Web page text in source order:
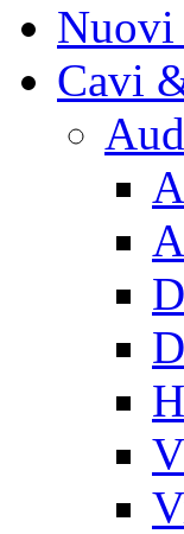
Nuovi
Cavi